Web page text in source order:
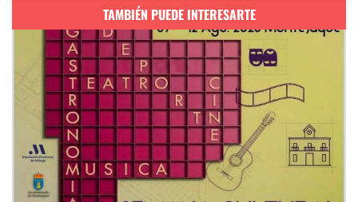
TAMBIÉN PUEDE INTERESARTE